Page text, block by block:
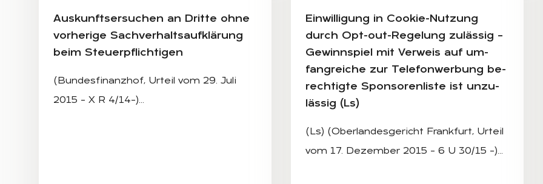
Aus­kunfts­er­su­chen an Drit­te ohne
vor­he­ri­ge Sach­ver­halts­auf­klä­rung
beim Steu­er­pflich­ti­gen
(Bundesfinanzhof, Urteil vom 29. Juli
2015 – X R 4/14–)…
Ein­wil­li­gung in Coo­kie-Nut­zung
durch Opt-out-Re­ge­lung zu­läs­sig –
Ge­winn­spiel mit Ver­weis auf um­
fang­rei­che zur Te­le­fon­wer­bung be­
rech­tig­te Spon­so­ren­lis­te ist un­zu­
läs­sig (Ls)
(Ls) (Oberlandesgericht Frankfurt, Urteil
vom 17. Dezember 2015 – 6 U 30/15 –)…